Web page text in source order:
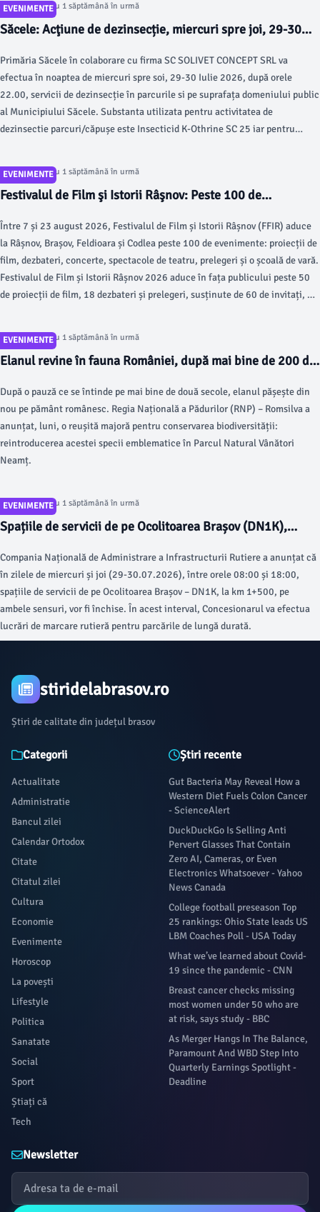
EVENIMENTE
Articol postat cu 1 săptămână în urmă
Săcele: Acţiune de dezinsecție, miercuri spre joi, 29-30
Primăria Săcele în colaborare cu firma SC SOLIVET CONCEPT SRL va
efectua în noaptea de miercuri spre soi, 29-30 Iulie 2026, după orele
22.00, servicii de dezinsecție în parcurile si pe suprafața domeniului public
al Municipiului Săcele. Substanta utilizata pentru activitatea de
dezinsectie parcuri/căpușe este Insecticid K-Othrine SC 25 iar pentru
EVENIMENTE
Articol postat cu 1 săptămână în urmă
Festivalul de Film şi Istorii Râşnov: Peste 100 de
Între 7 și 23 august 2026, Festivalul de Film și Istorii Râșnov (FFIR) aduce
la Râșnov, Brașov, Feldioara și Codlea peste 100 de evenimente: proiecții de
film, dezbateri, concerte, spectacole de teatru, prelegeri și o școală de vară.
Festivalul de Film și Istorii Râșnov 2026 aduce în fața publicului peste 50
de proiecții de film, 18 dezbateri și prelegeri, susținute de 60 de invitați, 20
EVENIMENTE
Articol postat cu 1 săptămână în urmă
Elanul revine în fauna României, după mai bine de 200 de
Vânători Neamţ (VIDEO)
După o pauză ce se întinde pe mai bine de două secole, elanul pășește din
nou pe pământ românesc. Regia Națională a Pădurilor (RNP) – Romsilva a
anunțat, luni, o reușită majoră pentru conservarea biodiversității:
reintroducerea acestei specii emblematice în Parcul Natural Vânători
Neamț.
EVENIMENTE
Articol postat cu 1 săptămână în urmă
Spațiile de servicii de pe Ocolitoarea Brașov (DN1K),
Compania Națională de Administrare a Infrastructurii Rutiere a anunțat că
în zilele de miercuri și joi (29-30.07.2026), între orele 08:00 și 18:00,
spațiile de servicii de pe Ocolitoarea Brașov – DN1K, la km 1+500, pe
ambele sensuri, vor fi închise. În acest interval, Concesionarul va efectua
lucrări de marcare rutieră pentru parcările de lungă durată.
stiridelabrasov.ro
Știri de calitate din județul brasov
Categorii
Actualitate
Administratie
Bancul zilei
Calendar Ortodox
Citate
Citatul zilei
Cultura
Economie
Evenimente
Horoscop
La povești
Lifestyle
Politica
Sanatate
Social
Sport
Știați că
Tech
Știri recente
Gut Bacteria May Reveal How a
Western Diet Fuels Colon Cancer
- ScienceAlert
DuckDuckGo Is Selling Anti
Pervert Glasses That Contain
Zero AI, Cameras, or Even
Electronics Whatsoever - Yahoo
News Canada
College football preseason Top
25 rankings: Ohio State leads US
LBM Coaches Poll - USA Today
What we’ve learned about Covid-
19 since the pandemic - CNN
Breast cancer checks missing
most women under 50 who are
at risk, says study - BBC
As Merger Hangs In The Balance,
Paramount And WBD Step Into
Quarterly Earnings Spotlight -
Deadline
Newsletter